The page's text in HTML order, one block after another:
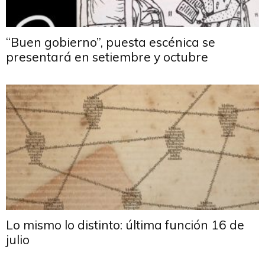
“Buen gobierno”, puesta escénica se
presentará en setiembre y octubre
Lo mismo lo distinto: última función 16 de
julio